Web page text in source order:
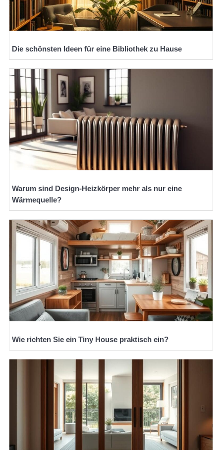
Die schönsten Ideen für eine Bibliothek zu Hause
Warum sind Design-Heizkörper mehr als nur eine
Wärmequelle?
Wie richten Sie ein Tiny House praktisch ein?